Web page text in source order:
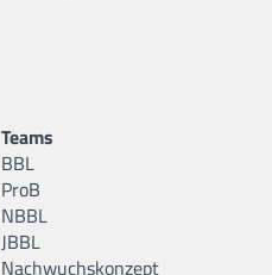
Teams
BBL
ProB
NBBL
JBBL
Nachwuchskonzept